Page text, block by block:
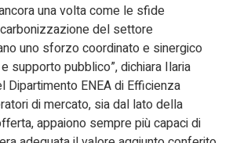
una volta come le sfide
del settore
uno sforzo coordinato e sinergico
supporto pubblico”, dichiara Ilaria
Dipartimento ENEA di Efficienza
di mercato, sia dal lato della
appaiono sempre più capaci di